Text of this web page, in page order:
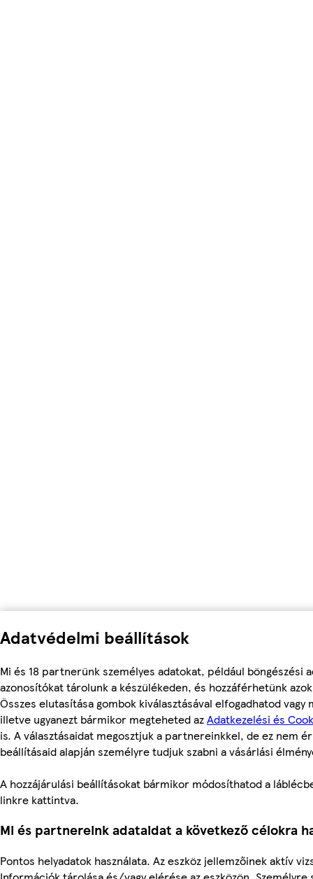
Adatvédelmi beállítások
Mi és 18 partnerünk személyes adatokat, például böngészési
azonosítókat tárolunk a készülékeden, és hozzáférhetünk
Összes elutasítása gombok kiválasztásával elfogadhatod
illetve ugyanezt bármikor megteheted azAdatkezelési és
is. A választásaidat megosztjuk a partnereinkkel, de ez nem
beállításaid alapján személyre tudjuk szabni a vásárlási
A hozzájárulási beállításokat bármikor módosíthatod a
linkre kattintva.
Mi és partnereink adataidat a következő célokra
Pontos helyadatok használata. Az eszköz jellemzőinek aktív